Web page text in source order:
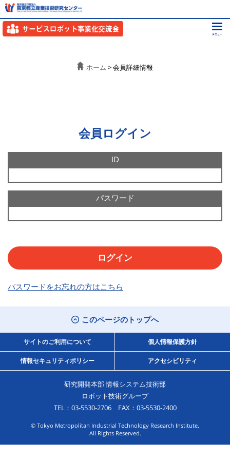
ホーム > 会員詳細情報
会員ログイン
ID
パスワード
パスワードをお忘れの方はこちら
このページのトップへ
サイトのご利用について 個人情報保護方針
情報セキュリティポリシー アクセシビリティ
研究開発本部 情報システム技術部
ロボット技術グループ
TEL：03-5530-2706 FAX：03-5530-2400
© Tokyo Metropolitan Industrial Technology Research Institute.
All Rights Reserved.